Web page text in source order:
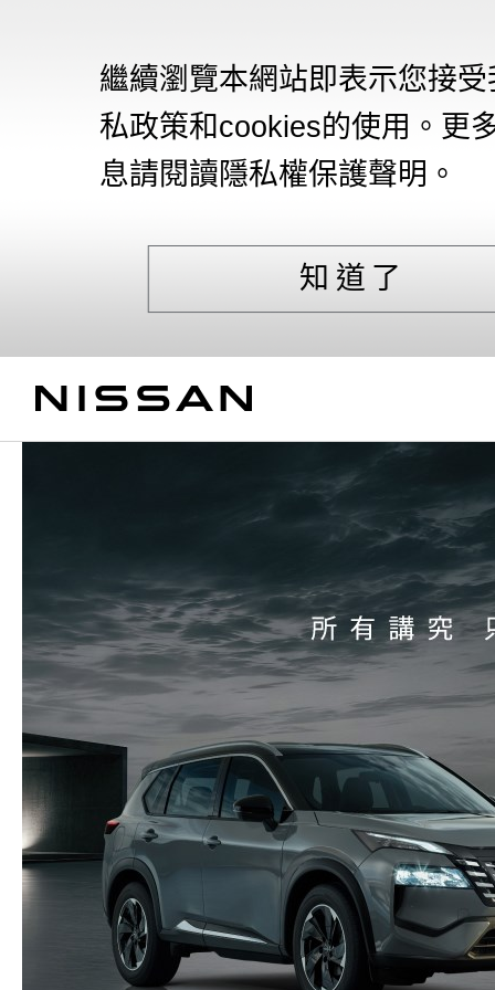
繼續瀏覽本網站即表示您接
私政策和cookies的使用。更
息請閱讀隱私權保護聲明。
知道了